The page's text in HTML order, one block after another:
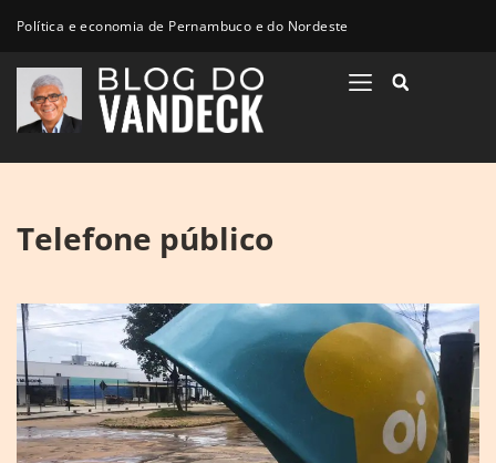
Política e economia de Pernambuco e do Nordeste
Telefone público